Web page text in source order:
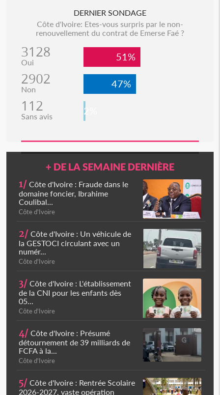
DERNIER SONDAGE
Côte d'Ivoire: Etes-vous surpris par le non-
renouvellement du contrat de Emerse Faé ?
3128
Oui 51%
2902
Non 47%
112
Sans avis 2%
+ DE LA SEMAINE DERNIÈRE
1/ Côte d'Ivoire : Fraude dans le
domaine foncier, Ibrahime
Coulibal...
Côte d'Ivoire
2/ Côte d'Ivoire : Un véhicule de
la GESTOCI circulant avec un
numér...
Côte d'Ivoire
3/ Côte d'Ivoire : L'établissement
de la CNI pour les enfants dès
05...
Côte d'Ivoire
4/ Côte d'Ivoire : Présumé
détournement de 39 milliards de
FCFA à la...
Côte d'Ivoire
5/ Côte d'Ivoire : Rentrée Scolaire
2026-2027, vaste opération